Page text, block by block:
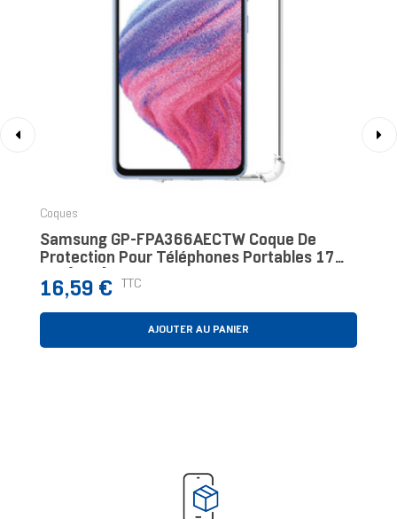
Coques
Samsung GP-FPA366AECTW Coque De
Protection Pour Téléphones Portables 17
Cm (6.7") Housse Transparent
Prix
16,59 € TTC
AJOUTER AU PANIER